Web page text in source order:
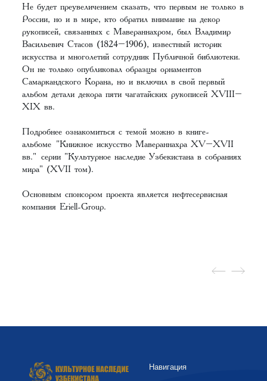
Не будет преувеличением сказать, что первым не только в
России, но и в мире, кто обратил внимание на декор
рукописей, связанных с Мавераннахром, был Владимир
Васильевич Стасов (1824–1906), известный историк
искусства и многолетий сотрудник Публичной библиотеки.
Он не только опубликовал образцы орнаментов
Самаркандского Корана, но и включил в свой первый
альбом детали декора пяти чагатайских рукописей XVIII–
XIX вв.
Подробнее ознакомиться с темой можно в книге-
альбоме "Книжное искусство Мавераннахра XV–XVII
вв." серии "Культурное наследие Узбекистана в собраниях
мира" (XVII том).
Основным спонсором проекта является нефтесервисная
компания Eriell-Group.
Навигация